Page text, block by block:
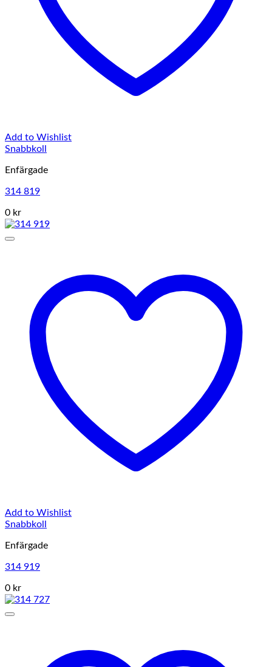
Add to Wishlist
Snabbkoll
Enfärgade
314 819
0 kr
Add to Wishlist
Snabbkoll
Enfärgade
314 919
0 kr